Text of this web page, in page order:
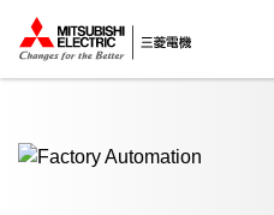
ここから本文